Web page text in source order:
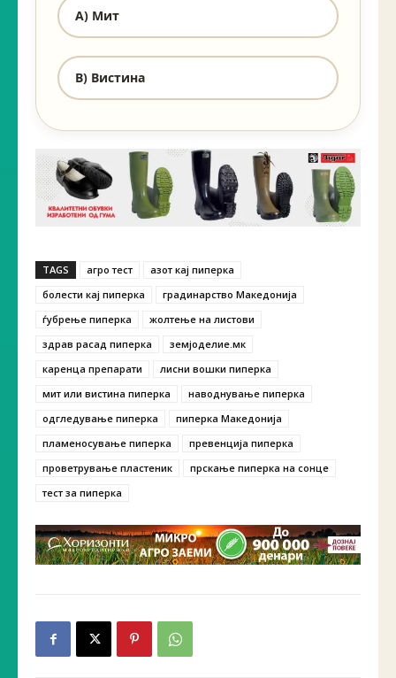
A) Мит
B) Вистина
TAGS агро тест
азот кај пиперка
болести кај пиперка
градинарство Македонија
ѓубрење пиперка
жолтење на листови
здрав расад пиперка
земјоделие.мк
каренца препарати
лисни вошки пиперка
мит или вистина пиперка
наводнување пиперка
одгледување пиперка
пиперка Македонија
пламеносување пиперка
превенција пиперка
проветрување пластеник
прскање пиперка на сонце
тест за пиперка